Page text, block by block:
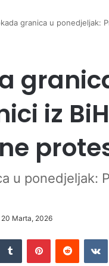
granica u ponedjeljak:
iz
u ponedjeljak:
20 Marta, 2026